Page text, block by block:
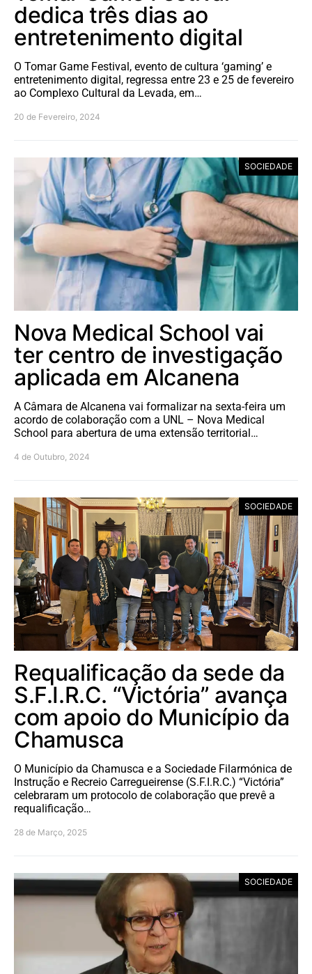
dedica três dias ao
entretenimento digital
O Tomar Game Festival, evento de cultura ‘gaming’ e
entretenimento digital, regressa entre 23 e 25 de fevereiro
ao Complexo Cultural da Levada, em…
20 de Fevereiro, 2024
SOCIEDADE
Nova Medical School vai
ter centro de investigação
aplicada em Alcanena
A Câmara de Alcanena vai formalizar na sexta-feira um
acordo de colaboração com a UNL – Nova Medical
School para abertura de uma extensão territorial…
4 de Outubro, 2024
SOCIEDADE
Requalificação da sede da
S.F.I.R.C. “Victória” avança
com apoio do Município da
Chamusca
O Município da Chamusca e a Sociedade Filarmónica de
Instrução e Recreio Carregueirense (S.F.I.R.C.) “Victória”
celebraram um protocolo de colaboração que prevê a
requalificação…
28 de Março, 2025
SOCIEDADE